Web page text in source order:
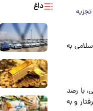
به
با رصد
و به
داغ